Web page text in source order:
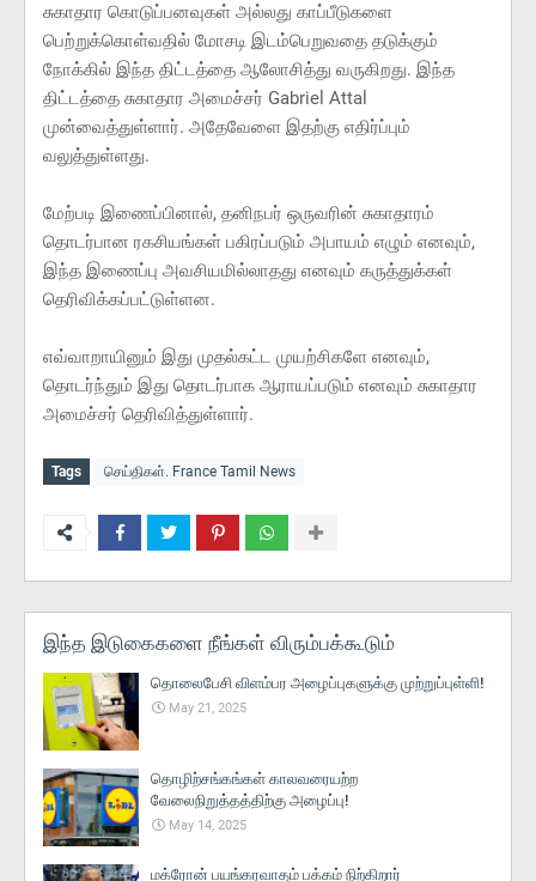
சுகாதார கொடுப்பனவுகள் அல்லது காப்பீடுகளை
பெற்றுக்கொள்வதில் மோசடி இடம்பெறுவதை தடுக்கும்
நோக்கில் இந்த திட்டத்தை ஆலோசித்து வருகிறது. இந்த
திட்டத்தை சுகாதார அமைச்சர் Gabriel Attal
முன்வைத்துள்ளார். அதேவேளை இதற்கு எதிர்ப்பும்
வலுத்துள்ளது.
மேற்படி இணைப்பினால், தனிநபர் ஒருவரின் சுகாதாரம்
தொடர்பான ரகசியங்கள் பகிரப்படும் அபாயம் எழும் எனவும்,
இந்த இணைப்பு அவசியமில்லாதது எனவும் கருத்துக்கள்
தெரிவிக்கப்பட்டுள்ளன.
எவ்வாறாயினும் இது முதல்கட்ட முயற்சிகளே எனவும்,
தொடர்ந்தும் இது தொடர்பாக ஆராயப்படும் எனவும் சுகாதார
அமைச்சர் தெரிவித்துள்ளார்.
Tags செய்திகள். France Tamil News
இந்த இடுகைகளை நீங்கள் விரும்பக்கூடும்
தொலைபேசி விளம்பர அழைப்புகளுக்கு முற்றுப்புள்ளி!
May 21, 2025
தொழிற்சங்கங்கள் காலவரையற்ற
வேலைநிறுத்தத்திற்கு அழைப்பு!
May 14, 2025
மக்ரோன் பயங்கரவாதம் பக்கம் நிற்கிறார்